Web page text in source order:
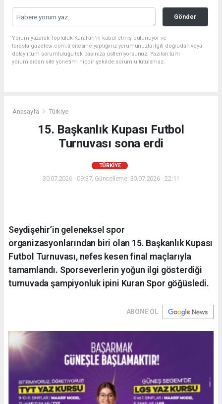
Gönder
Yorum yazarak Topluluk Kuralları’nı kabul etmiş bulunuyor ve
toroslargazetesi.com.tr sitesine yaptığınız yorumunuzla ilgili doğrudan veya
dolaylı tüm sorumluluğu tek başınıza üstleniyorsunuz. Yazılan tüm
yorumlardan site yönetimi hiçbir şekilde sorumlu tutulamaz.
Anasayfa Türkiye
15. Başkanlık Kupası Futbol
Turnuvası sona erdi
TÜRKIYE
30.07.2026 - 09:37, Güncelleme: 30.07.2026 - 22:11
Seydişehir’in geleneksel spor
organizasyonlarından biri olan 15. Başkanlık Kupası
Futbol Turnuvası, nefes kesen final maçlarıyla
tamamlandı. Sporseverlerin yoğun ilgi gösterdiği
turnuvada şampiyonluk ipini Kuran Spor göğüsledi.
ABONE OL